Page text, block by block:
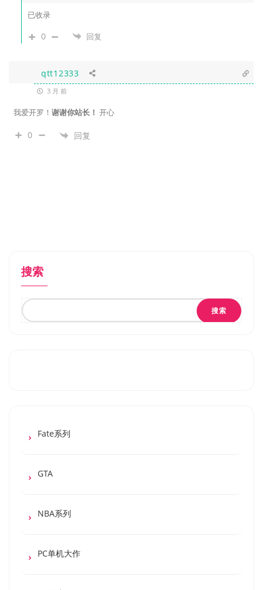
已收录
0 回复
qtt12333
3 月 前
我爱开罗！ 谢谢你站长！ 开心
0 回复
搜索
搜索
Fate系列
GTA
NBA系列
PC单机大作